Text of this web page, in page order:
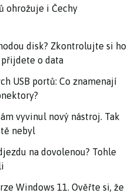
ohrožuje i Čechy
disk? Zkontrolujte si ho
o data
USB portů: Co znamenají
vyvinul nový nástroj. Tak
nebyl
na dovolenou? Tohle
Windows 11. Ověřte si, že